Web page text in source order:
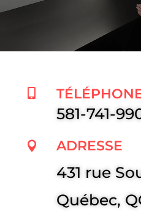

581-741-
 ADRESSE
431 rue
Québec,